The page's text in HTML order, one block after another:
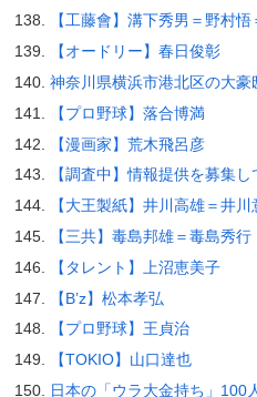
【工藤會】溝下秀男＝野村
【オードリー】春日俊彰
神奈川県横浜市港北区の大豪
【プロ野球】落合博満
【漫画家】荒木飛呂彦
【調査中】情報提供を募集
【大王製紙】井川高雄＝井川
【三共】毒島邦雄＝毒島秀行
【タレント】上沼恵美子
【B’z】松本孝弘
【プロ野球】王貞治
【TOKIO】山口達也
日本の「ウラ大金持ち」100